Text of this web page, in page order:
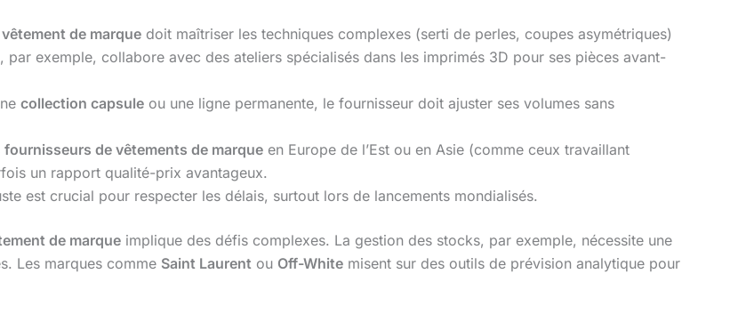
de marque doit maîtriser les techniques complexes (serti de perles, coupes asymétriques)
, par exemple, collabore avec des ateliers spécialisés dans les imprimés 3D pour ses pièces avant-
collection capsule ou une ligne permanente, le fournisseur doit ajuster ses volumes sans
fournisseurs de vêtements de marque en Europe de l’Est ou en Asie (comme ceux travaillant
un rapport qualité-prix avantageux.
est crucial pour respecter les délais, surtout lors de lancements mondialisés.
de marque implique des défis complexes. La gestion des stocks, par exemple, nécessite une
Les marques comme Saint Laurent ou Off-White misent sur des outils de prévision analytique pour